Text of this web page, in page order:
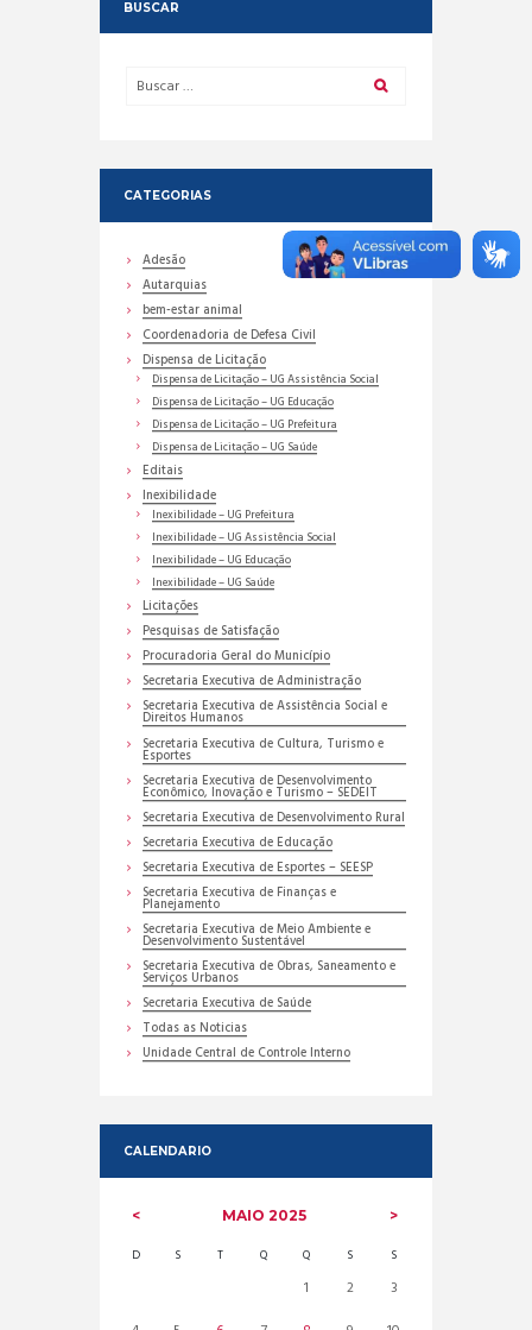
BUSCAR
CATEGORIAS
Adesão
Autarquias
bem-estar animal
Coordenadoria de Defesa Civil
Dispensa de Licitação
Dispensa de Licitação – UG Assistência Social
Dispensa de Licitação – UG Educação
Dispensa de Licitação – UG Prefeitura
Dispensa de Licitação – UG Saúde
Editais
Inexibilidade
Inexibilidade – UG Prefeitura
Inexibilidade – UG Assistência Social
Inexibilidade – UG Educação
Inexibilidade – UG Saúde
Licitações
Pesquisas de Satisfação
Procuradoria Geral do Município
Secretaria Executiva de Administração
Secretaria Executiva de Assistência Social e
Direitos Humanos
Secretaria Executiva de Cultura, Turismo e
Esportes
Secretaria Executiva de Desenvolvimento
Econômico, Inovação e Turismo – SEDEIT
Secretaria Executiva de Desenvolvimento Rural
Secretaria Executiva de Educação
Secretaria Executiva de Esportes – SEESP
Secretaria Executiva de Finanças e
Planejamento
Secretaria Executiva de Meio Ambiente e
Desenvolvimento Sustentável
Secretaria Executiva de Obras, Saneamento e
Serviços Urbanos
Secretaria Executiva de Saúde
Todas as Noticias
Unidade Central de Controle Interno
CALENDARIO
MAIO2025
D S T Q Q S S
1 2
3